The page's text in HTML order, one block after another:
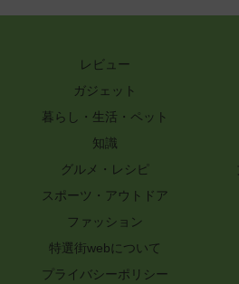
レビュー
ガジェット
暮らし・生活・ペット
知識
グルメ・レシピ
スポーツ・アウトドア
ファッション
特選街webについて
プライバシーポリシー